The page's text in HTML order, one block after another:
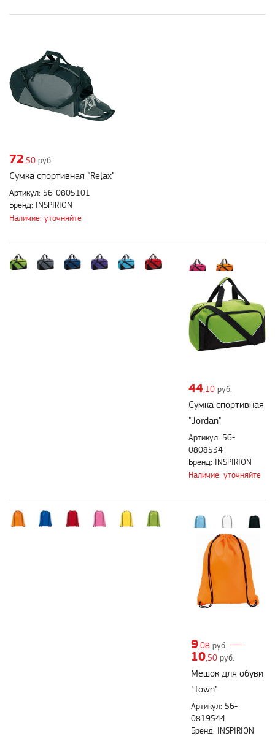
72,50 руб.
Сумка спортивная "Relax"
Артикул: 56-0805101
Бренд: INSPIRION
Наличие: уточняйте
44,10 руб.
Сумка спортивная
"Jordan"
Артикул: 56-
0808534
Бренд: INSPIRION
Наличие: уточняйте
9,08 руб. —
10,50 руб.
Мешок для обуви
"Town"
Артикул: 56-
0819544
Бренд: INSPIRION